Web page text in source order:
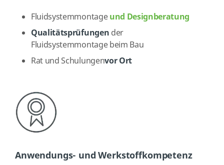
Fluidsystemmontageund Designberatung
Qualitätsprüfungen der
Fluidsystemmontage beim Bau
Rat und Schulungenvor Ort
Anwendungs- und Werkstoffkompetenz